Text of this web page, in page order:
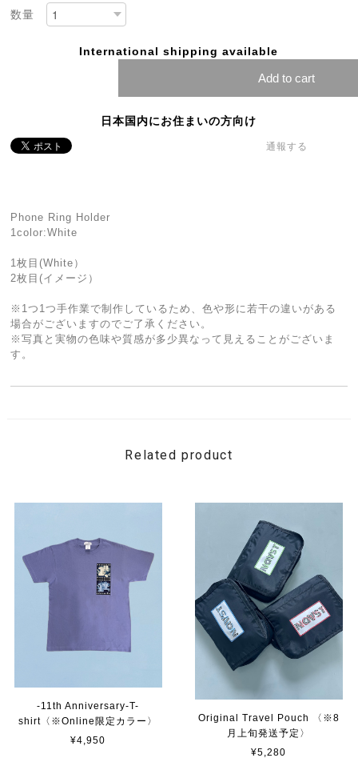
数量
International shipping available
Add to cart
日本国内にお住まいの方向け
通報する
Phone Ring Holder
1color:White
1枚目(White）
2枚目(イメージ）
※1つ1つ手作業で制作しているため、色や形に若干の違いがある
場合がございますのでご了承ください。
※写真と実物の色味や質感が多少異なって見えることがございま
す。
Related product
-11th Anniversary-T-
shirt〈※Online限定カラー〉
¥4,950
Original Travel Pouch 〈※8
月上旬発送予定〉
¥5,280